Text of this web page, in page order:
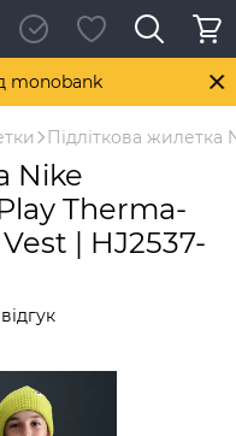
monobank
Підліткова жилетка
Nike
Therma-
| HJ2537-